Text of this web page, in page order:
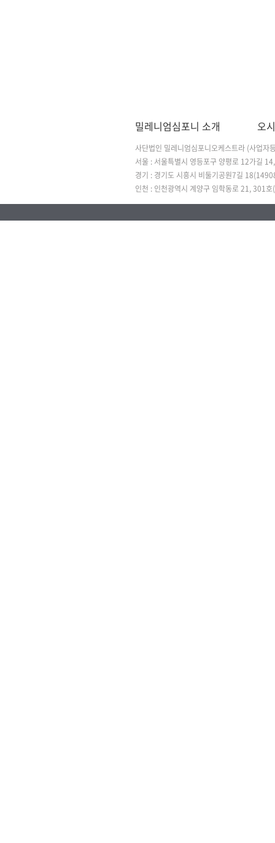
밀레니엄심포니 소개 오
사단법인 밀레니엄심포니오케스트라 (사업
서울 : 서울특별시 영등포구 양평로 12가길
경기 : 경기도 시흥시 비둘기공원7길
인천 : 인천광역시 계양구 임학동로 21, 301